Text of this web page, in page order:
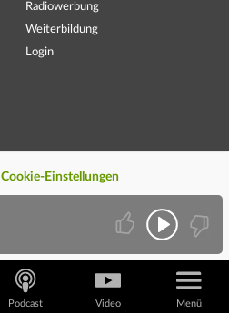
Radiowerbung
Weiterbildung
Login
Cookie-Einstellungen
Podcast Video Menü